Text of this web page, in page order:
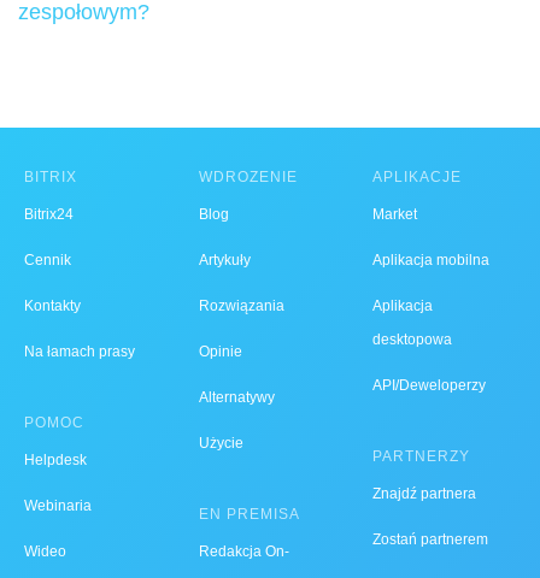
zespołowym?
BITRIX
Bitrix24
Cennik
Kontakty
Na łamach prasy
POMOC
Helpdesk
Webinaria
Wideo
WDROŻENIE
Blog
Artykuły
Rozwiązania
Opinie
Alternatywy
Użycie
EN PREMISA
Redakcja On-
APLIKACJE
Market
Aplikacja mobilna
Aplikacja
desktopowa
API/Deweloperzy
PARTNERZY
Znajdź partnera
Zostań partnerem